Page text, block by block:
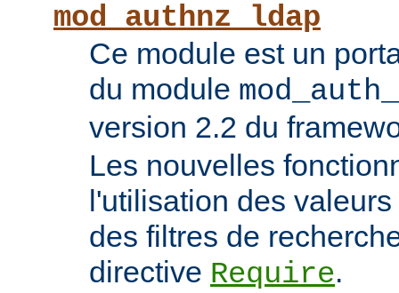
mod_authnz_ldap
Ce module est un
du module
version 2.2 du
Les nouvelles
l'utilisation des
des filtres de
directive Require.